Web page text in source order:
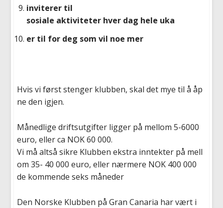
inviterer til
sosiale aktiviteter hver dag hele uka
er til for deg som vil noe mer
Hvis vi først stenger klubben, skal det mye til å åp
ne den igjen.
Månedlige driftsutgifter ligger på mellom 5-6000
euro, eller ca NOK 60 000.
Vi må altså sikre Klubben ekstra inntekter på mell
om 35- 40 000 euro, eller nærmere NOK 400 000
de kommende seks måneder
Den Norske Klubben på Gran Canaria har vært i